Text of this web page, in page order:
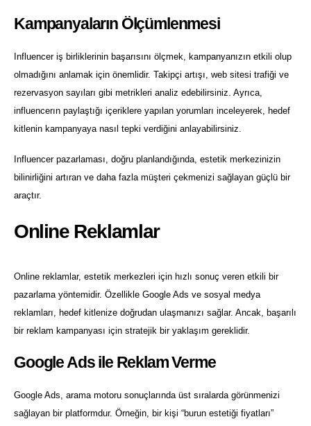
Kampanyaların Ölçümlenmesi
Influencer iş birliklerinin başarısını ölçmek, kampanyanızın etkili olup
olmadığını anlamak için önemlidir. Takipçi artışı, web sitesi trafiği ve
rezervasyon sayıları gibi metrikleri analiz edebilirsiniz. Ayrıca,
influencerın paylaştığı içeriklere yapılan yorumları inceleyerek, hedef
kitlenin kampanyaya nasıl tepki verdiğini anlayabilirsiniz.
Influencer pazarlaması, doğru planlandığında, estetik merkezinizin
bilinirliğini artıran ve daha fazla müşteri çekmenizi sağlayan güçlü bir
araçtır.
Online Reklamlar
Online reklamlar, estetik merkezleri için hızlı sonuç veren etkili bir
pazarlama yöntemidir. Özellikle Google Ads ve sosyal medya
reklamları, hedef kitlenize doğrudan ulaşmanızı sağlar. Ancak, başarılı
bir reklam kampanyası için stratejik bir yaklaşım gereklidir.
Google Ads ile Reklam Verme
Google Ads, arama motoru sonuçlarında üst sıralarda görünmenizi
sağlayan bir platformdur. Örneğin, bir kişi “burun estetiği fiyatları”